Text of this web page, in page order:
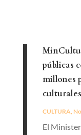
públicas
millones
CULTURA
El